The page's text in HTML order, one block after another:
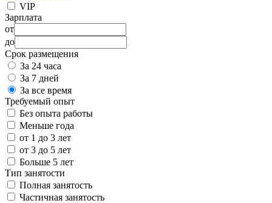
VIP
Зарплата
от
до
Срок размещения
За 24 часа
За 7 дней
За все время
Требуемый опыт
Без опыта работы
Меньше года
от 1 до 3 лет
от 3 до 5 лет
Больше 5 лет
Тип занятости
Полная занятость
Частичная занятость